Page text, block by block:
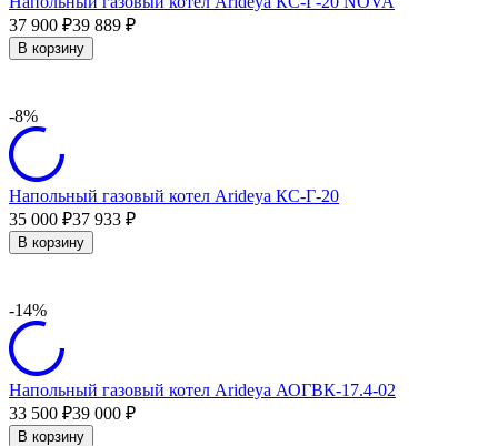
37 900 ₽39 889 ₽
В корзину
-8%
Напольный газовый котел Arideya КС-Г-20
35 000 ₽37 933 ₽
В корзину
-14%
Напольный газовый котел Arideya АОГВК-17.4-02
33 500 ₽39 000 ₽
В корзину